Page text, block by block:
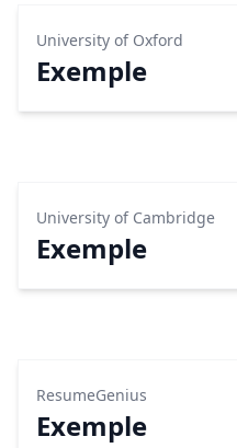
University of Oxford
Exemple
University of Cambridge
Exemple
ResumeGenius
Exemple